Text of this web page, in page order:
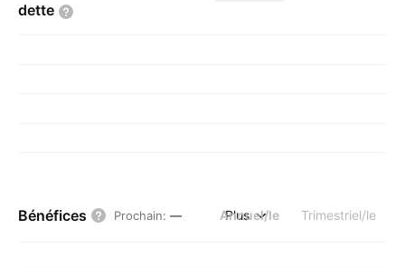
dette
Bénéfices Prochain: — Annuel/le Trimestriel/le
Plus